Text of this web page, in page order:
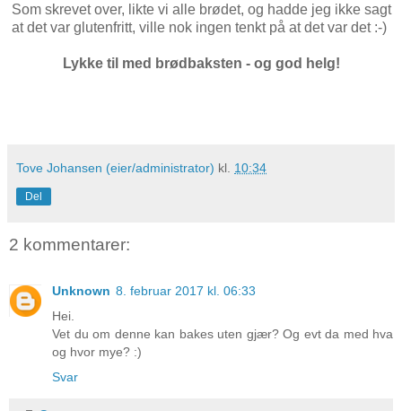
Som skrevet over, likte vi alle brødet, og hadde jeg ikke sagt
at det var glutenfritt, ville nok ingen tenkt på at det var det :-)
Lykke til med brødbaksten - og god helg!
Tove Johansen (eier/administrator) kl. 10:34
Del
2 kommentarer:
Unknown 8. februar 2017 kl. 06:33
Hei.
Vet du om denne kan bakes uten gjær? Og evt da med hva
og hvor mye? :)
Svar